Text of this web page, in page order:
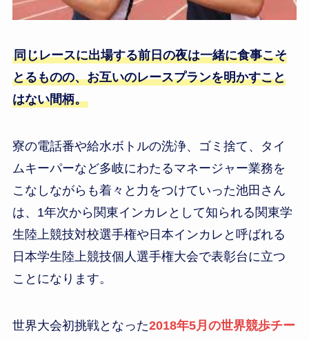
同じレースに出場する前日の夜は一緒に食事こそ
とるものの、お互いのレースプランを明かすこと
はない間柄。
寮の電話番や給水ボトルの洗浄、ゴミ捨て、タイ
ムキーパーなど多岐にわたるマネージャー業務を
こなしながらも着々と力をつけていった池田さん
は、1年次から関東インカレとして知られる関東学
生陸上競技対校選手権や日本インカレと呼ばれる
日本学生陸上競技個人選手権大会で表彰台に立つ
ことになります。
世界大会初挑戦となった2018年5月の世界競歩チー